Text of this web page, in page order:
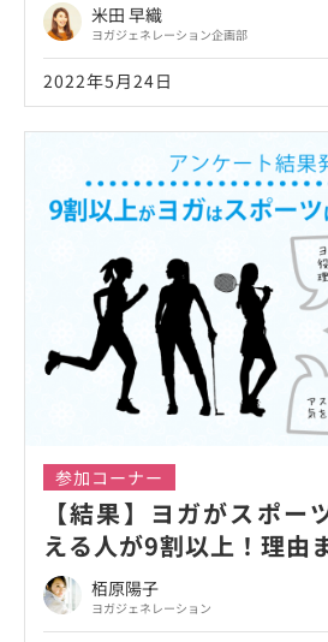
米田 早織
ヨガジェネレーション企画部
2022年5月24日
参加コーナー
【結果】ヨガがスポー
える人が9割以上！理由
栢原陽子
ヨガジェネレーション